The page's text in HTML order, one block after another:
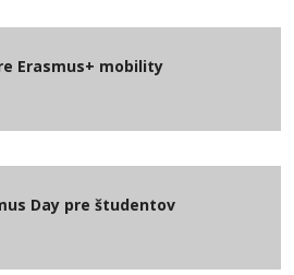
Erasmus+ mobility
Day pre študentov